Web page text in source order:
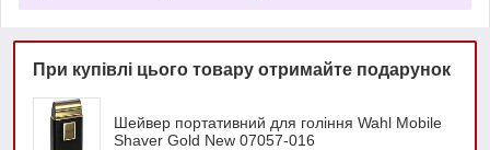
При купівлі цього товару отримайте подарунок
Шейвер портативний для гоління Wahl Mobile
Shaver Gold New 07057-016